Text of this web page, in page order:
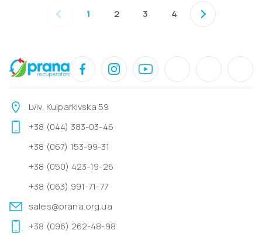
1 2 3 4
Lviv, Kulparkivska 59
+38 (044) 383-03-46
+38 (067) 153-99-31
+38 (050) 423-19-26
+38 (063) 991-71-77
sales@prana.org.ua
+38 (096) 262-48-98